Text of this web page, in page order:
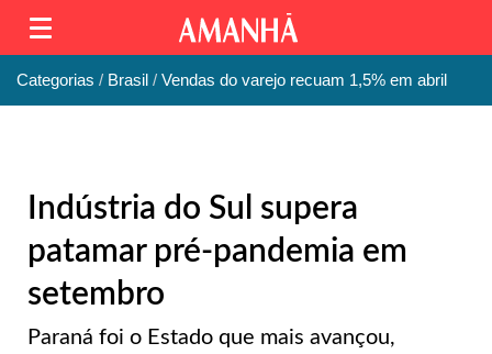
Categorias Brasil Vendas do varejo recuam 1,5% em abril
Indústria do Sul supera
patamar pré-pandemia em
setembro
Paraná foi o Estado que mais avançou,